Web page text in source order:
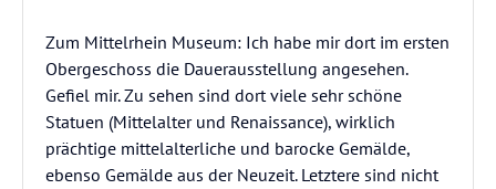
Zum Mittelrhein Museum: Ich habe mir dort im ersten
Obergeschoss die Dauerausstellung angesehen.
Gefiel mir. Zu sehen sind dort viele sehr schöne
Statuen (Mittelalter und Renaissance), wirklich
prächtige mittelalterliche und barocke Gemälde,
ebenso Gemälde aus der Neuzeit. Letztere sind nicht